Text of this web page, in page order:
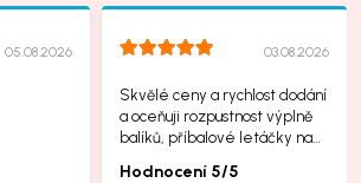
05.08.2026 03.08.2026
Skvělé ceny a rychlost dodání
a oceňuji rozpustnost výplně
balíků, příbalové letáčky na
Hodnocení 5/5